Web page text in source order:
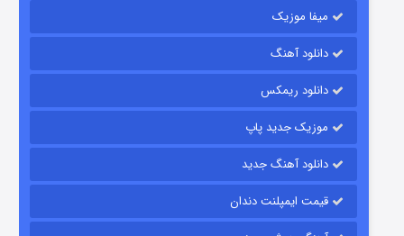
قسمت
میفا موزیک
دانلود آهنگ
دانلود ریمکس
موزیک جدید پاپ
دانلود آهنگ جدید
قیمت ایمپلنت دندان